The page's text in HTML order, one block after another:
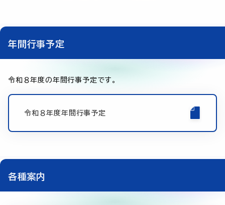
年間行事予定
令和８年度の年間行事予定です。
令和８年度年間行事予定
各種案内